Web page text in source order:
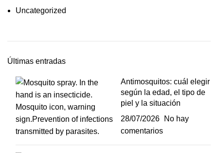
Uncategorized
Últimas entradas
Antimosquitos: cuál elegir
según la edad, el tipo de
piel y la situación
28/07/2026
No hay
comentarios